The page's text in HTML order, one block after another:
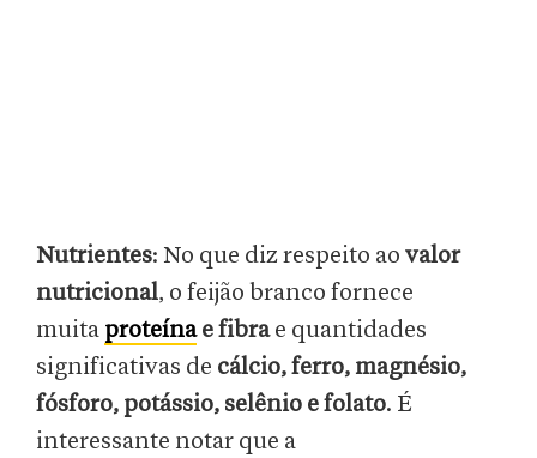
Nutrientes: No que diz respeito ao valor
nutricional, o feijão branco fornece
muita proteínae fibrae quantidades
significativas de cálcio, ferro, magnésio,
fósforo, potássio, selênio e folato. É
interessante notar que a